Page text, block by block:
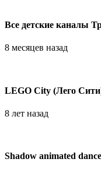
Все детские каналы
8 месяцев назад
LEGO City (Лего
8 лет назад
Shadow animated